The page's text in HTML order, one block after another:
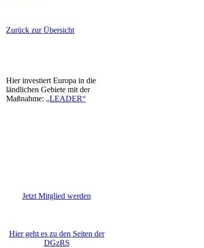
Zurück zur Übersicht
Hier investiert Europa in die
ländlichen Gebiete mit der
Maßnahme: „LEADER“
Jetzt Mitglied werden
Hier geht es zu den Seiten der
DGzRS